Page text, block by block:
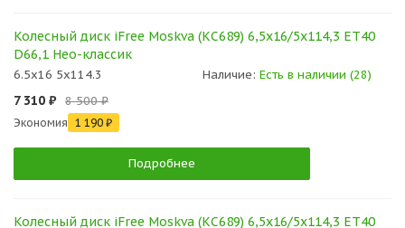
Колесный диск iFree Moskva (КС689) 6,5x16/5x114,3 ET40
D66,1 Нео-классик
6.5x16 5x114.3 Наличие: Есть в наличии (28)
7 310 ₽ 8 500 ₽
Экономия 1 190 ₽
Подробнее
Колесный диск iFree Moskva (КС689) 6,5x16/5x114,3 ET40